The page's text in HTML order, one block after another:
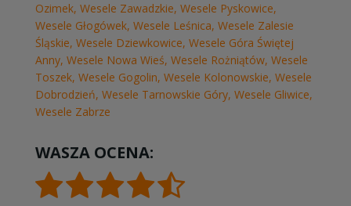
Ozimek, Wesele Zawadzkie, Wesele Pyskowice,
Wesele Głogówek, Wesele Leśnica, Wesele Zalesie
Śląskie, Wesele Dziewkowice, Wesele Góra Świętej
Anny, Wesele Nowa Wieś, Wesele Rożniątów, Wesele
Toszek, Wesele Gogolin, Wesele Kolonowskie, Wesele
Dobrodzień, Wesele Tarnowskie Góry, Wesele Gliwice,
Wesele Zabrze
WASZA OCENA: